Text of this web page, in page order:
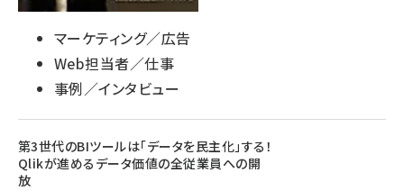
マーケティング／広告
Web担当者／仕事
事例／インタビュー
第3世代のBIツールは「データを民主化」する！
Qlikが進めるデータ価値の全従業員への開
放